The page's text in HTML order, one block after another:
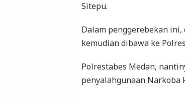
Sitepu.
Dalam penggerebekan
kemudian dibawa ke
Polrestabes Medan,
penyalahgunaan Narkoba